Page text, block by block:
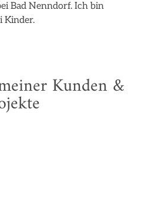
Bad Nenndorf. Ich bin
Kinder.
Kunden &